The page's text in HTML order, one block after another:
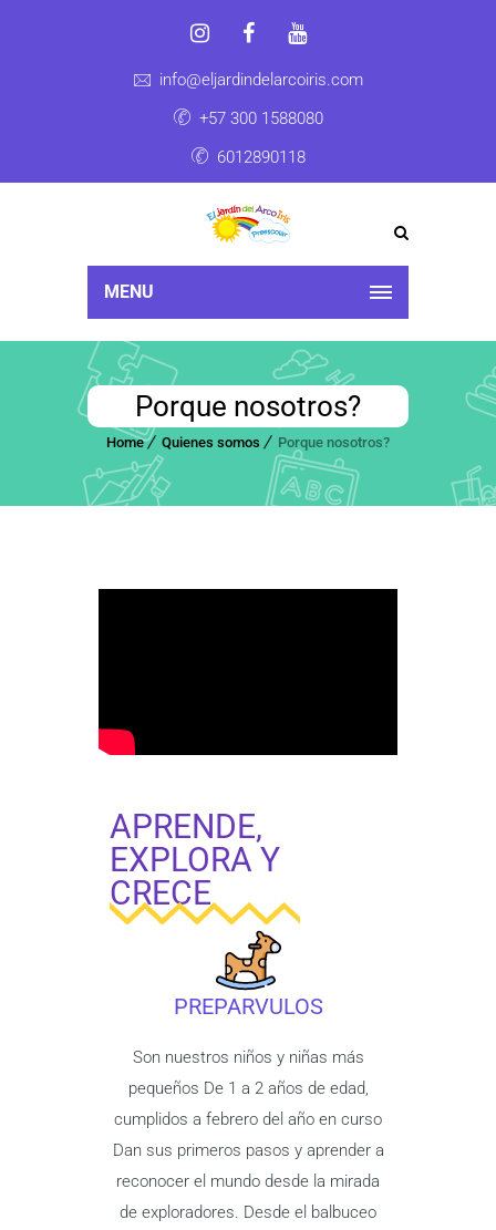
info@eljardindelarcoiris.com
+57 300 1588080
6012890118
MENU
Porque nosotros?
Home Quienes somos Porque nosotros?
APRENDE,
EXPLORA Y
CRECE
PREPARVULOS
Son nuestros niños y niñas más
pequeños De 1 a 2 años de edad,
cumplidos a febrero del año en curso
Dan sus primeros pasos y aprender a
reconocer el mundo desde la mirada
de exploradores. Desde el balbuceo